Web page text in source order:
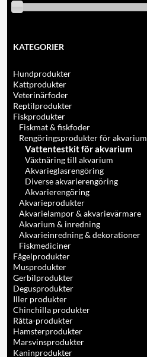
KATEGORIER
Hundprodukter
Kattprodukter
Veterinärfoder
Reptilprodukter
Fiskprodukter
Fiskmat & fiskfoder
Rengöringsprodukter för akvarium
Vattentestkit för akvarium
Växtnäring till akvarium
Akvarieglasrengöring
Diverse akvarierengöring
Akvarierengöring
Akvarieprodukter
Akvarielampor & akvarievärmare
Akvarium & inredning
Akvarieinredning & dekorationer
Fiskmediciner
Fågelprodukter
Musprodukter
Gerbilprodukter
Degusprodukter
Iller produkter
Chinchilla produkter
Råtta-produkter
Hamsterprodukter
Marsvinsprodukter
Kaninprodukter